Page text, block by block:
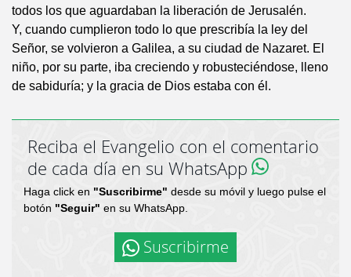
todos los que aguardaban la liberación de Jerusalén.
Y, cuando cumplieron todo lo que prescribía la ley del
Señor, se volvieron a Galilea, a su ciudad de Nazaret. El
niño, por su parte, iba creciendo y robusteciéndose, lleno
de sabiduría; y la gracia de Dios estaba con él.
Reciba el Evangelio con el comentario
de cada día en su WhatsApp
Haga click en "Suscribirme" desde su móvil y luego pulse el
botón "Seguir" en su WhatsApp.
Suscribirme